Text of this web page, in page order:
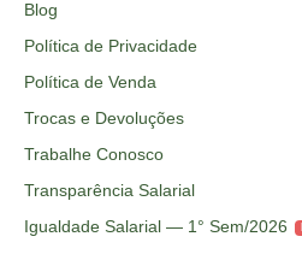
Blog
Política de Privacidade
Política de Venda
Trocas e Devoluções
Trabalhe Conosco
Transparência Salarial
Igualdade Salarial — 1° Sem/2026